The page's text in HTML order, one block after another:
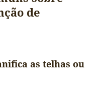
de
as telhas ou